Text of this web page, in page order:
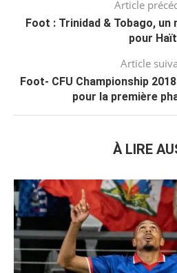
Article
Foot : Trinidad & Tobago, un
pour
Article
Foot- CFU Championship
pour la première
À LIRE